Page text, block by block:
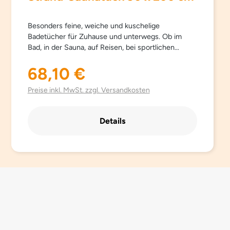
Besonders feine, weiche und kuschelige
Badetücher für Zuhause und unterwegs. Ob im
Bad, in der Sauna, auf Reisen, bei sportlichen
schnelltrocknend, atmungsaktiv, besonders leicht,
saugfähig, einfach zu pflegen und Platz sparend.
Aus hochwertig gebürsteter Mikrofaser mit
Regulärer Preis:
68,10 €
Preise inkl. MwSt. zzgl. Versandkosten
Details